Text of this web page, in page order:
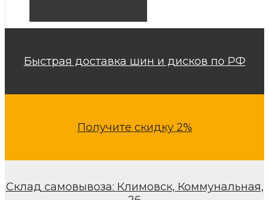
Быстрая доставка шин и дисков по РФ
Получите скидку 2%
Склад самовывоза: Климовск, Коммунальная,